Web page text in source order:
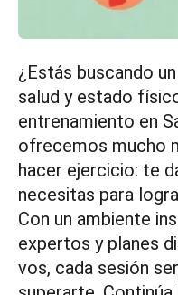
¿Estás buscando
salud y estado
entrenamiento en
ofrecemos mucho
hacer ejercicio: te
necesitas para
Con un ambiente
expertos y planes
vos, cada sesión